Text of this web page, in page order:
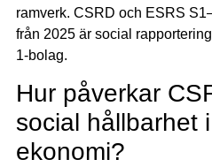
ramverk. CSRD och ESRS
från 2025 är social
1-bolag.
Hur påverkar
social hållbarhet
ekonomi?